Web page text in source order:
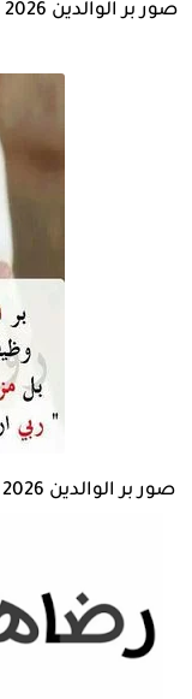
صور بر الوالدين 2026 خلفيات متوب عليها عبارات عن الوالدين